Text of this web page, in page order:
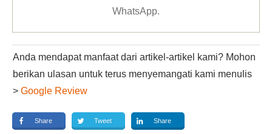
WhatsApp.
Anda mendapat manfaat dari artikel-artikel kami? Mohon
berikan ulasan untuk terus menyemangati kami menulis
> Google Review
Share Tweet Share